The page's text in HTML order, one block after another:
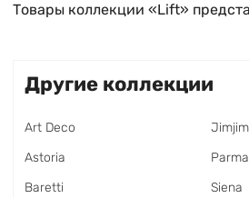
Товары коллекции «Lift»
Другие коллекции
Art Deco
Astoria
Baretti
Jimjim
Parma
Siena